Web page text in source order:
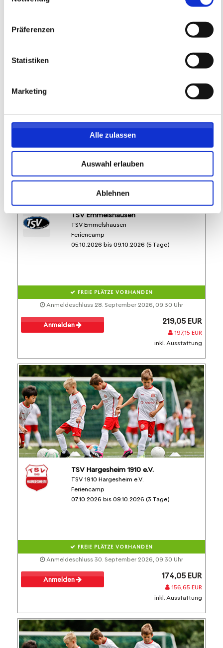
Präferenzen
Statistiken
Marketing
Alle zulassen
Auswahl erlauben
Ablehnen
174,05 EUR
inkl. Ausstattung
TSV Emmelshausen
TSV Emmelshausen
Feriencamp
05.10.2026 bis 09.10.2026 (5 Tage)
FREIE PLÄTZE VORHANDEN
Anmeldeschluss 28. September 2026, 09:30 Uhr
Anmelden 219,05 EUR
197,15 EUR
inkl. Ausstattung
TSV Hargesheim 1910 e.V.
TSV 1910 Hargesheim e.V.
Feriencamp
07.10.2026 bis 09.10.2026 (3 Tage)
FREIE PLÄTZE VORHANDEN
Anmeldeschluss 30. September 2026, 09:30 Uhr
Anmelden 174,05 EUR
156,65 EUR
inkl. Ausstattung